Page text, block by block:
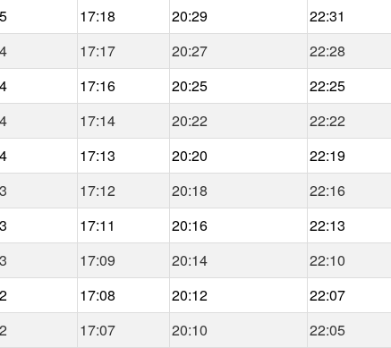
17:18 20:29
22:31
17:17 20:27
22:28
17:16 20:25
22:25
17:14 20:22
22:22
17:13 20:20
22:19
17:12 20:18
22:16
17:11 20:16
22:13
17:09 20:14
22:10
17:08 20:12
22:07
17:07 20:10 22:05